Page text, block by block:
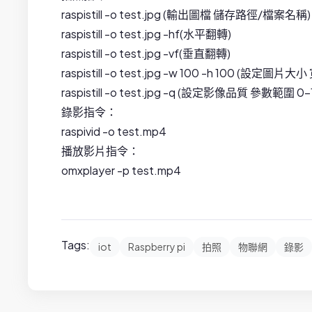
raspistill -o test.jpg (輸出圖檔 儲存路徑/檔案名稱)
raspistill -o test.jpg -hf(水平翻轉)
raspistill -o test.jpg -vf(垂直翻轉)
raspistill -o test.jpg -w 100 -h 100 (設定圖片大小
raspistill -o test.jpg -q (設定影像品質 參數範圍
錄影指令：
raspivid -o test.mp4
播放影片指令：
omxplayer -p test.mp4
Tags: iot Raspberry pi 拍照 物聯網 錄影